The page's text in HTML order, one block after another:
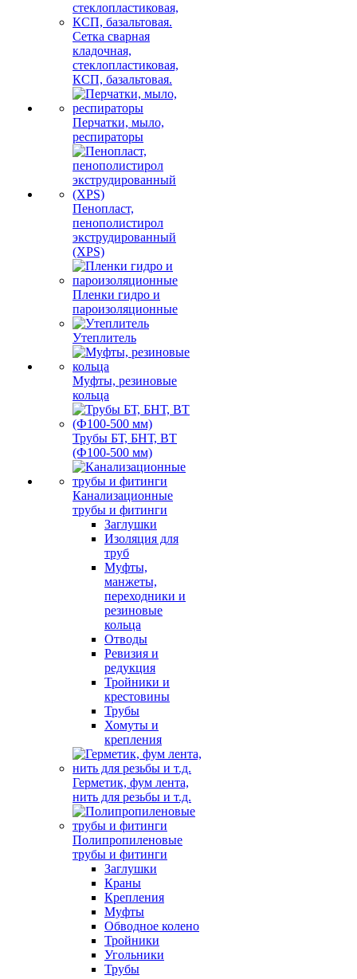
Сетка сварная
кладочная,
стеклопластиковая,
КСП, базальтовая.
Перчатки, мыло,
респираторы
Пенопласт,
пенополистирол
экструдированный
(XPS)
Пленки гидро и
пароизоляционные
Утеплитель
Муфты, резиновые
кольца
Трубы БТ, БНТ, ВТ
(Ф100-500 мм)
Канализационные
трубы и фитинги
Заглушки
Изоляция для
труб
Муфты,
манжеты,
переходники и
резиновые
кольца
Отводы
Ревизия и
редукция
Тройники и
крестовины
Трубы
Хомуты и
крепления
Герметик, фум лента,
нить для резьбы и т.д.
Полипропиленовые
трубы и фитинги
Заглушки
Краны
Крепления
Муфты
Обводное колено
Тройники
Угольники
Трубы